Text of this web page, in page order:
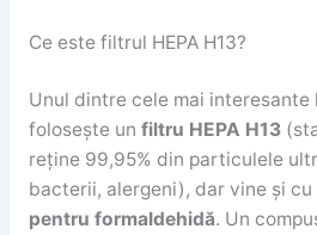
Ce este filtrul HEPA H13?
Unul dintre cele mai interesante
folosește un filtru HEPA H13
reține 99,95% din particulele
bacterii, alergeni), dar vine și cu
pentru formaldehidă. Un